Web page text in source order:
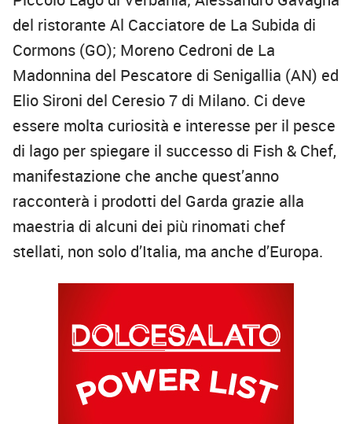
del ristorante Al Cacciatore de La Subida di
Cormons (GO); Moreno Cedroni de La
Madonnina del Pescatore di Senigallia (AN) ed
Elio Sironi del Ceresio 7 di Milano. Ci deve
essere molta curiosità e interesse per il pesce
di lago per spiegare il successo di Fish & Chef,
manifestazione che anche quest’anno
racconterà i prodotti del Garda grazie alla
maestria di alcuni dei più rinomati chef
stellati, non solo d’Italia, ma anche d’Europa.